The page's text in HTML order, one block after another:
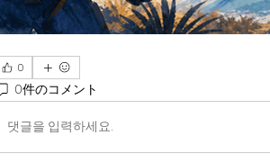
0
0件のコメント
댓글을 입력하세요.